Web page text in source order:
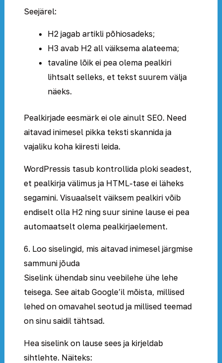
Seejärel:
H2 jagab artikli põhiosadeks;
H3 avab H2 all väiksema alateema;
tavaline lõik ei pea olema pealkiri
lihtsalt selleks, et tekst suurem välja
näeks.
Pealkirjade eesmärk ei ole ainult SEO. Need
aitavad inimesel pikka teksti skannida ja
vajaliku koha kiiresti leida.
WordPressis tasub kontrollida ploki seadest,
et pealkirja välimus ja HTML-tase ei läheks
segamini. Visuaalselt väiksem pealkiri võib
endiselt olla H2 ning suur sinine lause ei pea
automaatselt olema pealkirjaelement.
6. Loo siselingid, mis aitavad inimesel järgmise
sammuni jõuda
Siselink ühendab sinu veebilehe ühe lehe
teisega. See aitab Google’il mõista, millised
lehed on omavahel seotud ja millised teemad
on sinu saidil tähtsad.
Hea siselink on lause sees ja kirjeldab
sihtlehte. Näiteks: